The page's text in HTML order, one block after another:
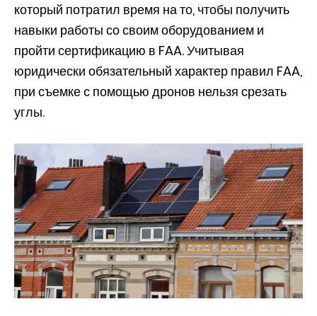
который потратил время на то, чтобы получить
навыки работы со своим оборудованием и
пройти сертификацию в FAA. Учитывая
юридически обязательный характер правил FAA,
при съемке с помощью дронов нельзя срезать
углы.